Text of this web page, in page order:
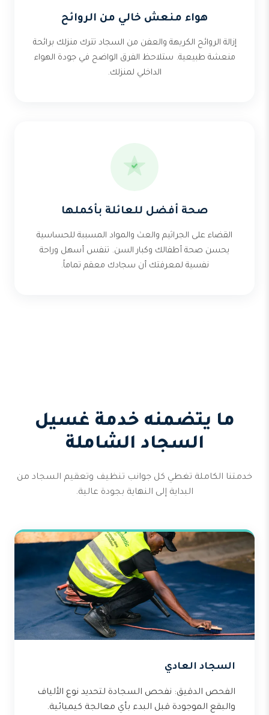
هواء منعش خالي من الروائح
إزالة الروائح الكريهة والعفن من السجاد تترك منزلك برائحة
منعشة طبيعية. ستلاحظ الفرق الواضح في جودة الهواء
الداخلي لمنزلك.
صحة أفضل للعائلة بأكملها
القضاء على الجراثيم والعث والمواد المسببة للحساسية
يحسن صحة أطفالك وكبار السن. تنفس أسهل وراحة
نفسية لمعرفتك أن سجادك معقم تماماً.
ما يتضمنه خدمة غسيل
السجاد الشاملة
خدمتنا الكاملة تغطي كل جوانب تنظيف وتعقيم السجاد من
البداية إلى النهاية بجودة عالية.
السجاد العادي
الفحص الدقيق: نفحص السجادة لتحديد نوع الألياف
والبقع الموجودة قبل البدء بأي معالجة كيميائية.